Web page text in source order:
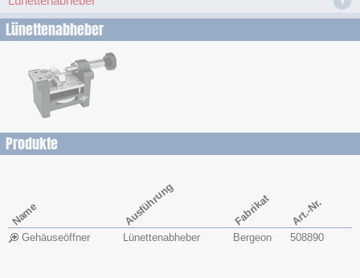
Lünettenabheber
Produkte
Name Ausführung Fabrikat Art.-Nr.
Gehäuseöffner Lünettenabheber Bergeon 508890